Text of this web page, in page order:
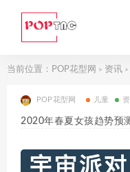
当前位置： POP花型网 > 资讯 >
POP花型网 儿童
2020年春夏女孩趋势预